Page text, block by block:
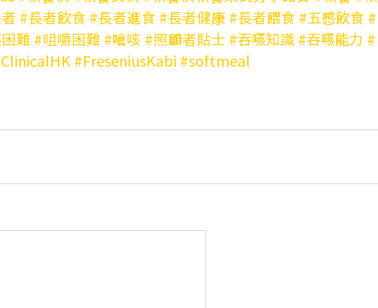
#長者飲食#長者進食#長者健康#長者餵食#五感飲食#
難#咀嚼困難#嗆咳 #照顧者貼士 #吞嚥知識#吞嚥能力 #
#FreseniusKabi #softmeal